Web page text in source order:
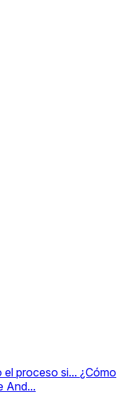
el proceso si... ¿Cómo
And...